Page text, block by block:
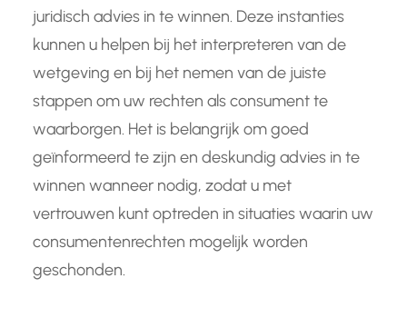
juridisch advies in te winnen. Deze instanties
kunnen u helpen bij het interpreteren van de
wetgeving en bij het nemen van de juiste
stappen om uw rechten als consument te
waarborgen. Het is belangrijk om goed
geïnformeerd te zijn en deskundig advies in te
winnen wanneer nodig, zodat u met
vertrouwen kunt optreden in situaties waarin uw
consumentenrechten mogelijk worden
geschonden.